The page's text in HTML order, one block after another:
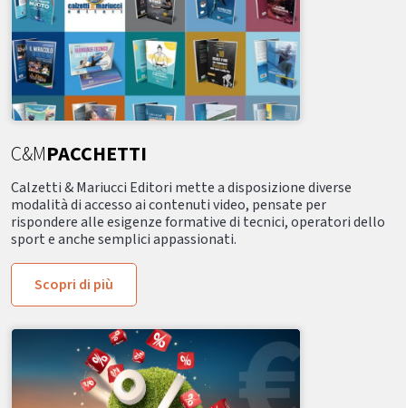
C&MPACCHETTI
Calzetti & Mariucci Editori mette a disposizione diverse
modalità di accesso ai contenuti video, pensate per
rispondere alle esigenze formative di tecnici, operatori dello
sport e anche semplici appassionati.
Scopri di più